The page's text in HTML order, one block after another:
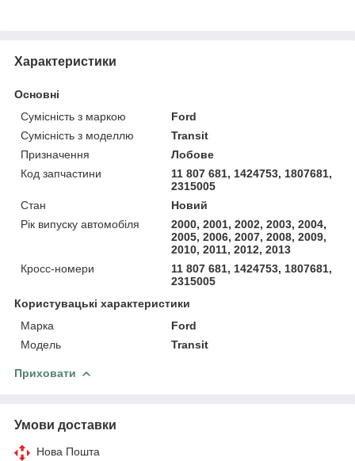
Характеристики
Основні
Сумісність з маркою
Ford
Сумісність з моделлю
Transit
Призначення
Лобове
Код запчастини
11 807 681, 1424753, 1807681,
2315005
Стан
Новий
Рік випуску автомобіля
2000, 2001, 2002, 2003, 2004,
2005, 2006, 2007, 2008, 2009,
2010, 2011, 2012, 2013
Кросс-номери
11 807 681, 1424753, 1807681,
2315005
Користувацькі характеристики
Марка
Ford
Модель
Transit
Приховати
Умови доставки
Нова Пошта